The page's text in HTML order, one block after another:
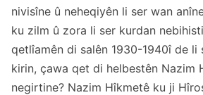
nivisîne û neheqiyên li ser wan
ku zilm û zora li ser kurdan
qetlîamên di salên 1930-1940î de li
kirin, çawa qet di helbestên Nazim
negirtine? Nazim Hîkmetê ku ji